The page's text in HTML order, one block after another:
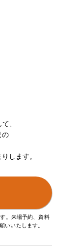
、
の
します。
。来場予約、資料
いいたします。